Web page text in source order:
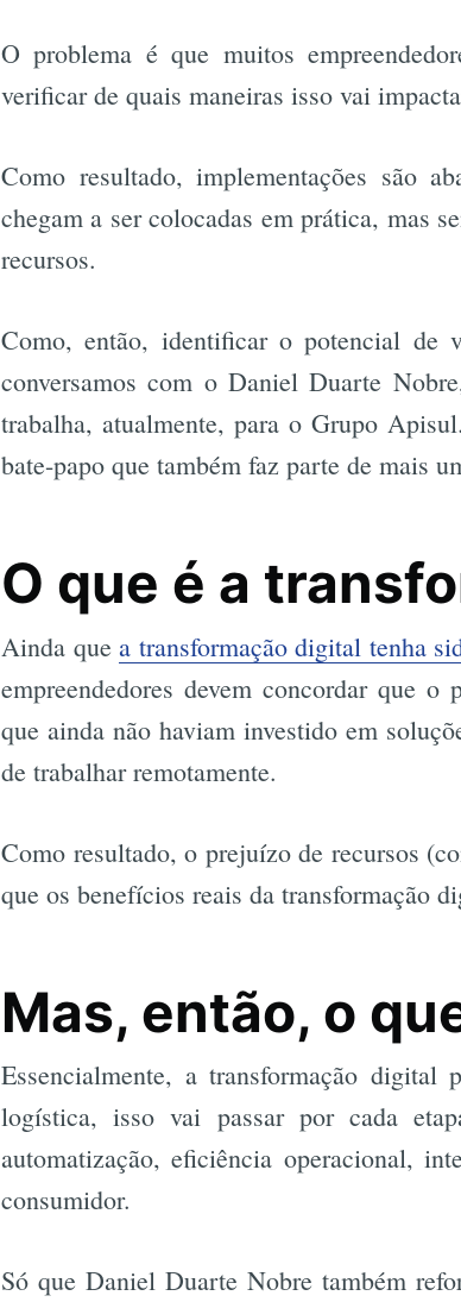
O problema é que muitos
verificar de quais maneiras isso vai
Como resultado, implementações são
chegam a ser colocadas em prática, mas
recursos.
Como, então, identificar o potencial de
conversamos com o Daniel Duarte
trabalha, atualmente, para o Grupo
bate-papo que também faz parte de mais
O que é a
Ainda quea transformação digital tenha
empreendedores devem concordar que
que ainda não haviam investido em
de trabalhar remotamente.
Como resultado, o prejuízo de recursos
que os benefícios reais da transformação
Mas, então, o
Essencialmente, a transformação
logística, isso vai passar por cada
automatização, eficiência operacional,
consumidor.
Só que Daniel Duarte Nobre também